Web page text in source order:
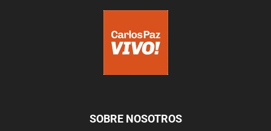
SOBRE NOSOTROS